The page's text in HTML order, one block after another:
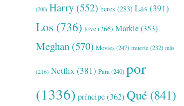
(200) Harry (552) heres (283) Las (391)
Los (736) love(266) Markle(353)
Meghan (570) Movies(247) muerte (232) más
(216) Netflix (381) Para(240) por
(1336) príncipe(362) Qué (841)